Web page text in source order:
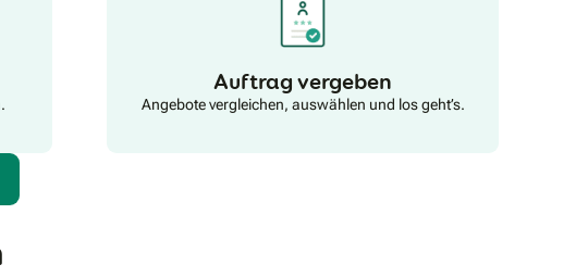
Auftrag vergeben
Angebote vergleichen, auswählen und los geht’s.